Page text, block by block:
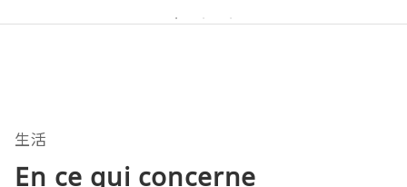
生活
En ce qui concerne